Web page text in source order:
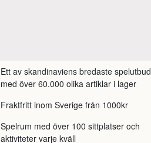
Ett av skandinaviens bredaste spelutbud
med över 60.000 olika artiklar i lager
Fraktfritt inom Sverige från 1000kr
Spelrum med över 100 sittplatser och
aktiviteter varje kväll